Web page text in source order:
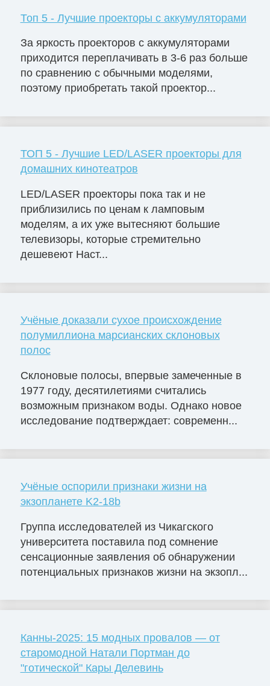
Топ 5 - Лучшие проекторы с аккумуляторами
За яркость проекторов с аккумуляторами
приходится переплачивать в 3-6 раз больше
по сравнению с обычными моделями,
поэтому приобретать такой проектор...
ТОП 5 - Лучшие LED/LASER проекторы для
домашних кинотеатров
LED/LASER проекторы пока так и не
приблизились по ценам к ламповым
моделям, а их уже вытесняют большие
телевизоры, которые стремительно
дешевеют Наст...
Учёные доказали сухое происхождение
полумиллиона марсианских склоновых
полос
Склоновые полосы, впервые замеченные в
1977 году, десятилетиями считались
возможным признаком воды. Однако новое
исследование подтверждает: современн...
Учёные оспорили признаки жизни на
экзопланете K2-18b
Группа исследователей из Чикагского
университета поставила под сомнение
сенсационные заявления об обнаружении
потенциальных признаков жизни на экзопл...
Канны-2025: 15 модных провалов — от
старомодной Натали Портман до
"готической" Кары Делевинь